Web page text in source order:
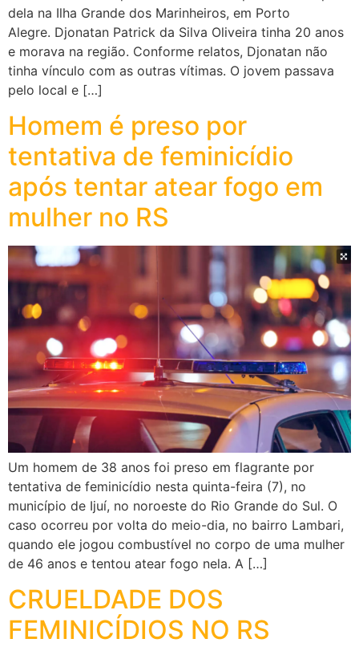
dela na Ilha Grande dos Marinheiros, em Porto
Alegre. Djonatan Patrick da Silva Oliveira tinha 20 anos
e morava na região. Conforme relatos, Djonatan não
tinha vínculo com as outras vítimas. O jovem passava
pelo local e […]
Homem é preso por
tentativa de feminicídio
após tentar atear fogo em
mulher no RS
Um homem de 38 anos foi preso em flagrante por
tentativa de feminicídio nesta quinta-feira (7), no
município de Ijuí, no noroeste do Rio Grande do Sul. O
caso ocorreu por volta do meio-dia, no bairro Lambari,
quando ele jogou combustível no corpo de uma mulher
de 46 anos e tentou atear fogo nela. A […]
CRUELDADE DOS
FEMINICÍDIOS NO RS